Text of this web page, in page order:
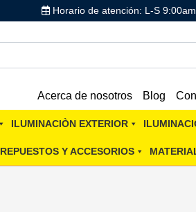
Horario de atención: L-S
Acerca de nosotros Blog
ILUMINACIÒN EXTERIOR
REPUESTOS Y ACCESORIOS